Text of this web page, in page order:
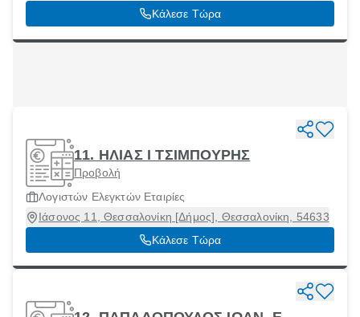
54453
Κάλεσε Τώρα
11. ΗΛΙΑΣ Ι ΤΣΙΜΠΟΥΡΗΣ
Προβολή
Λογιστών Ελεγκτών Εταιρίες
Ιάσονος 11, Θεσσαλονίκη [Δήμος], Θεσσαλονίκη, 54633
Κάλεσε Τώρα